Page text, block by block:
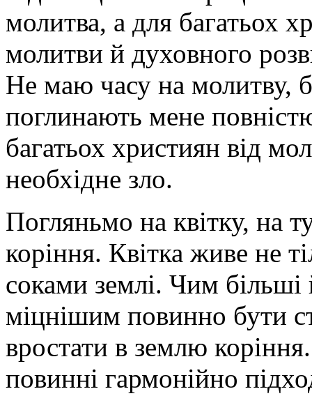
молитва, а для багатьох
молитви й духовного
Не маю часу на молитву,
поглинають мене
багатьох християн від
необхідне зло.
Погляньмо на квітку, на
коріння. Квітка живе не
соками землі. Чим
міцнішим повинно бути
вростати в землю
повинні гармонійно